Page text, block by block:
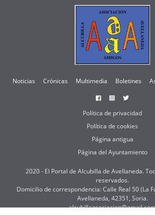
Noticias Crónicas Multimedia Boletines
FacebookInstagram
Twitter
Política de privacidad
Política de cookies
Página antigua
Página del Ayuntamiento
2020 - El Portal de Alcubilla de Avellaneda.
reservados.
Domicilio de correspondencia: Calle Real 50 (La
Avellaneda, 42351, Soria.